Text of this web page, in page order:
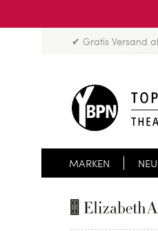
✔ Gratis Versand
MARKEN NEU